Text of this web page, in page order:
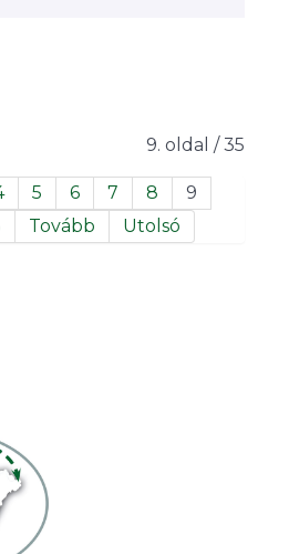
9. oldal / 35
5 6 7 8
9
Tovább Utolsó